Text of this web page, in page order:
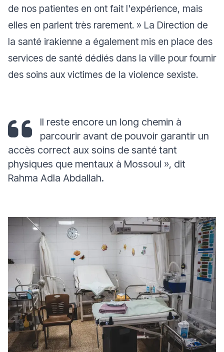
de nos patientes en ont fait l'expérience, mais
elles en parlent très rarement. » La Direction de
la santé irakienne a également mis en place des
services de santé dédiés dans la ville pour fournir
des soins aux victimes de la violence sexiste.
Il reste encore un long chemin à
parcourir avant de pouvoir garantir un
accès correct aux soins de santé tant
physiques que mentaux à Mossoul », dit
Rahma Adla Abdallah.